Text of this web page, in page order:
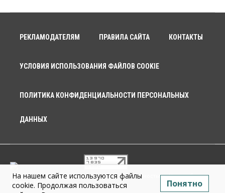
РЕКЛАМОДАТЕЛЯМ ПРАВИЛА САЙТА КОНТАКТЫ
УСЛОВИЯ ИСПОЛЬЗОВАНИЯ ФАЙЛОВ COOKIE
ПОЛИТИКА КОНФИДЕНЦИАЛЬНОСТИ ПЕРСОНАЛЬНЫХ
ДАННЫХ
© 2026 г. Общество с ограниченной ответственностью «Новосибирск
Медиа» 18+
На нашем сайте используются файлы
cookie. Продолжая пользоваться
Понятно